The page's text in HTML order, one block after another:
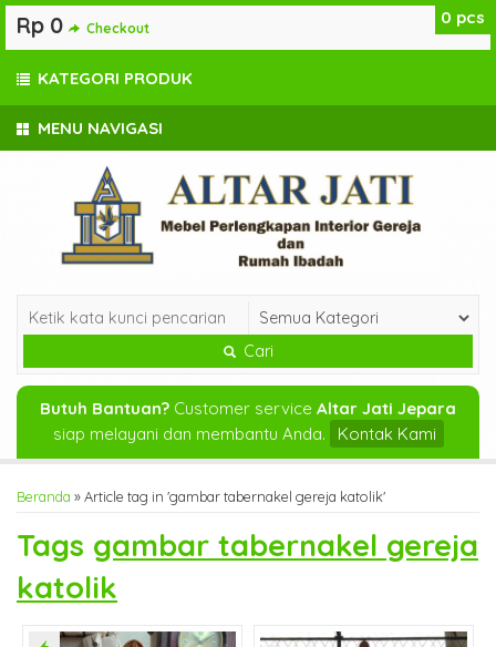
MENU NAVIGASI
Cari
Butuh Bantuan? Customer service Altar Jati Jepara
siap melayani dan membantu Anda.
Kontak Kami
Beranda »Article tag in 'gambar tabernakel gereja katolik'
Tags gambar tabernakel gereja
katolik
0 pcs
Rp 0 Checkout
KATEGORI PRODUK